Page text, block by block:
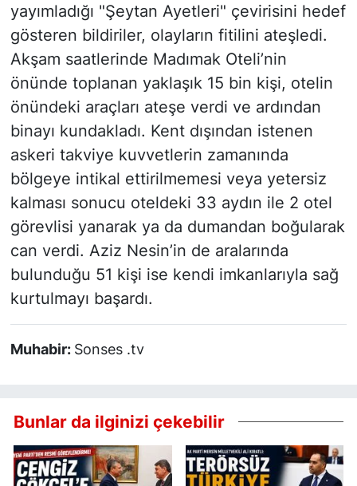
yayımladığı "Şeytan Ayetleri" çevirisini hedef
gösteren bildiriler, olayların fitilini ateşledi.
Akşam saatlerinde Madımak Oteli’nin
önünde toplanan yaklaşık 15 bin kişi, otelin
önündeki araçları ateşe verdi ve ardından
binayı kundakladı. Kent dışından istenen
askeri takviye kuvvetlerin zamanında
bölgeye intikal ettirilmemesi veya yetersiz
kalması sonucu oteldeki 33 aydın ile 2 otel
görevlisi yanarak ya da dumandan boğularak
can verdi. Aziz Nesin’in de aralarında
bulunduğu 51 kişi ise kendi imkanlarıyla sağ
kurtulmayı başardı.
Muhabir: Sonses .tv
Bunlar da ilginizi çekebilir